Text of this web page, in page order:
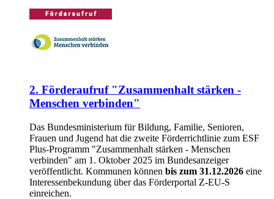
2. För­der­auf­ruf "Zu­sam­men­halt stär­ken -
Men­schen ver­bin­den"
Das Bundesministerium für Bildung, Familie, Senioren,
Frauen und Jugend hat die zweite Förderrichtlinie zum ESF
Plus-Programm "Zusammenhalt stärken - Menschen
verbinden" am 1. Oktober 2025 im Bundesanzeiger
veröffentlicht. Kommunen können bis zum 31.12.2026 eine
Interessenbekundung über das Förderportal Z-EU-S
einreichen.